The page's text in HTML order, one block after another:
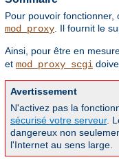
Pour pouvoir fonctionner,
mod_proxy . Il fournit le
Ainsi, pour être en
et mod_proxy_scgi
Avertissement
N'activez pas la
sécurisé votre serveur.
dangereux non
l'Internet au sens large.